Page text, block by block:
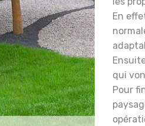
En
qui
Pour